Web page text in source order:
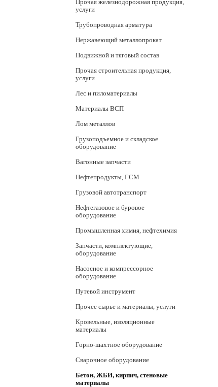
Прочая железнодорожная продукция,
услуги
Трубопроводная арматура
Нержавеющий металлопрокат
Подвижной и тяговый состав
Прочая строительная продукция,
услуги
Лес и пиломатериалы
Материалы ВСП
Лом металлов
Грузоподъемное и складское
оборудование
Вагонные запчасти
Нефтепродукты, ГСМ
Грузовой автотранспорт
Нефтегазовое и буровое
оборудование
Промышленная химия, нефтехимия
Запчасти, комплектующие,
оборудование
Насосное и компрессорное
оборудование
Путевой инструмент
Прочее сырье и материалы, услуги
Кровельные, изоляционные
материалы
Горно-шахтное оборудование
Сварочное оборудование
Бетон, ЖБИ, кирпич, стеновые
материалы